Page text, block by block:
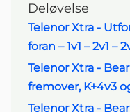
Deløvelse
Telenor Xtra -
foran – 1v1 – 2v1 –
Telenor Xtra -
fremover, K+4v3
Telenor Xtra -